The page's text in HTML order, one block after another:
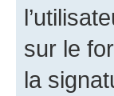
sur le
la